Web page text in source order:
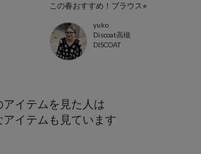
この春おすすめ！ブラウス⭐︎
yuko
Discoat高槻
DISCOAT
アイテムを見た人は
アイテムも見ています